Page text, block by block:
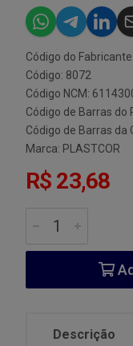
Código do
Código: 8072
Código NCM:
Código de Barras
Código de Barras da
Marca: PLASTCOR
R$ 23,68
Descrição